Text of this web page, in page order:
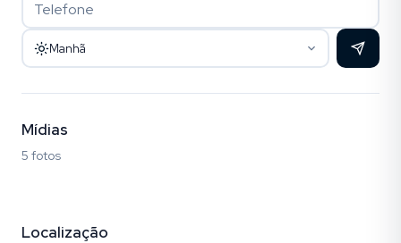
Manhã
Mídias
5 fotos
Localização